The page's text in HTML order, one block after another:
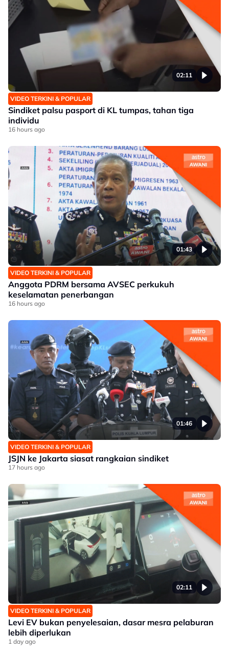
02:11
VIDEO TERKINI & POPULAR
Sindiket palsu pasport di KL tumpas, tahan tiga
individu
16 hours ago
01:43
VIDEO TERKINI & POPULAR
Anggota PDRM bersama AVSEC perkukuh
keselamatan penerbangan
16 hours ago
01:46
VIDEO TERKINI & POPULAR
JSJN ke Jakarta siasat rangkaian sindiket
17 hours ago
02:11
VIDEO TERKINI & POPULAR
Levi EV bukan penyelesaian, dasar mesra pelaburan
lebih diperlukan
1 day ago